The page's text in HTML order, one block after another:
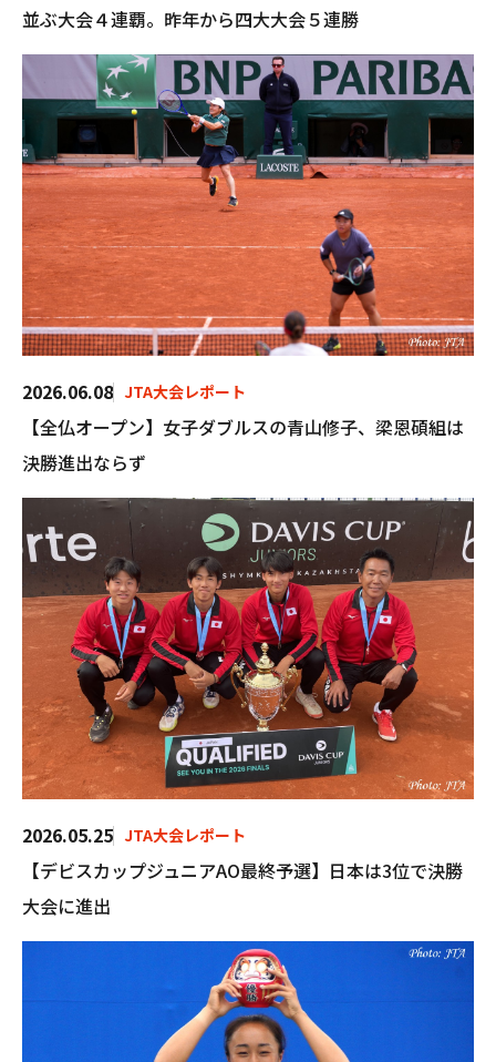
並ぶ大会４連覇。昨年から四大大会５連勝
2026.06.08 JTA大会レポート
【全仏オープン】女子ダブルスの青山修子、梁恩碩組は
決勝進出ならず
2026.05.25 JTA大会レポート
【デビスカップジュニアAO最終予選】日本は3位で決勝
大会に進出